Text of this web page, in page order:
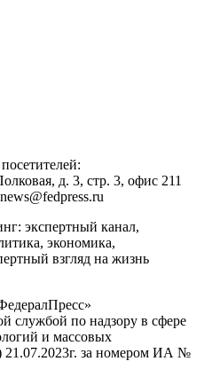
д. 3, стр. 3, офис 211
news@fedpress.ru
экспертный канал,
экономика,
взгляд на жизнь
службой по надзору в сфере
и массовых
21.07.2023г. за номером ИА №